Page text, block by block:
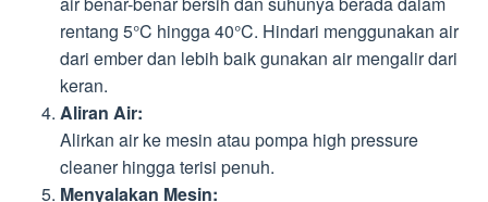
rentang 5°C hingga 40°C. Hindari menggunakan air
dari ember dan lebih baik gunakan air mengalir dari
keran.
Aliran Air:
Alirkan air ke mesin atau pompa high pressure
cleaner hingga terisi penuh.
Menyalakan Mesin: